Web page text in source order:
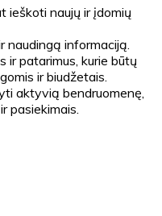
ieškoti naujų ir įdomių
naudingą informaciją.
ir patarimus, kurie būtų
ir biudžetais.
aktyvią bendruomenę,
pasiekimais.